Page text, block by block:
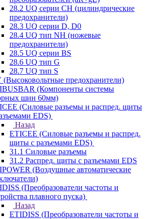
28.2 UQ серии CH (цилиндрические
предохранители)
28.3 UQ серии D, D0
28.4 UQ тип NH (ножевые
предохранители)
28.5 UQ серии BS
28.6 UQ тип G
28.7 UQ тип S
(Высоковольтные предохранители)
(Компоненты системы
шин 60мм)
(Силовые разъемы и распред. щиты
EDS)
Назад
ETICEE (Силовые разъемы и распред.
щиты с разъемами EDS)
31.1 Силовые разъемы
31.2 Распред. щиты с разъемами EDS
(Воздушные автоматические
(Преобразователи частоты и
плавного пуска)
Назад
ETIDISS (Преобразователи частоты и